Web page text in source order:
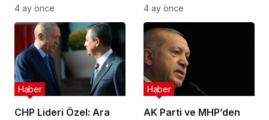
Sınır Kontrol Sistemi
Aksaklıklara Yol Açtı
4 ay önce
Sonu Çamur Yağacak!
4 ay önce
CHP Lideri Özel: Ara
Haber
AK Parti ve MHP’den
Haber